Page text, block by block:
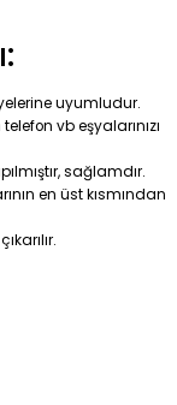
uyumludur.
vb eşyalarınızı
sağlamdır.
en üst kısmından